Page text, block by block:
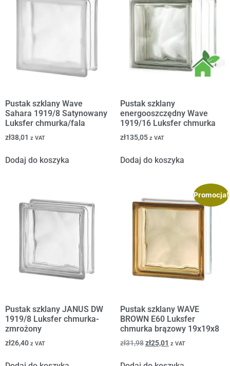
Pustak szklany Wave
Sahara 1919/8 Satynowany
Luksfer chmurka/fala
zł38,01 z VAT
Dodaj do koszyka
Pustak szklany
energooszczędny Wave
1919/16 Luksfer chmurka
zł135,05 z VAT
Dodaj do koszyka
Pustak szklany JANUS DW
1919/8 Luksfer chmurka-
zmrożony
zł26,40 z VAT
Promocja!
Pustak szklany WAVE
BROWN E60 Luksfer
chmurka brązowy 19x19x8
zł31,98zł25,01 z VAT